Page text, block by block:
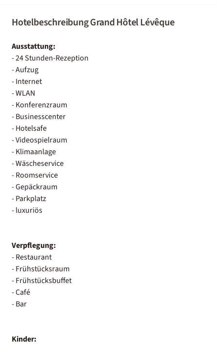
Hotelbeschreibung Grand Hôtel Lévêque
Ausstattung:
- 24 Stunden-Rezeption
- Aufzug
- Internet
- WLAN
- Konferenzraum
- Businesscenter
- Hotelsafe
- Videospielraum
- Klimaanlage
- Wäscheservice
- Roomservice
- Gepäckraum
- Parkplatz
- luxuriös
Verpflegung:
- Restaurant
- Frühstücksraum
- Frühstücksbuffet
- Café
- Bar
Kinder: